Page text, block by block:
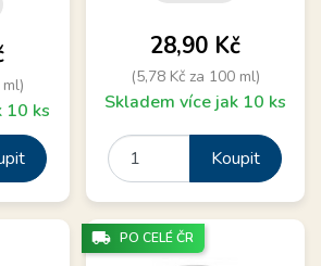
10 ks
Cena
28,90 Kč
(5,78 Kč za 100 ml)
Skladem více jak 10 ks
Koupit
local_shipping PO CELÉ ČR